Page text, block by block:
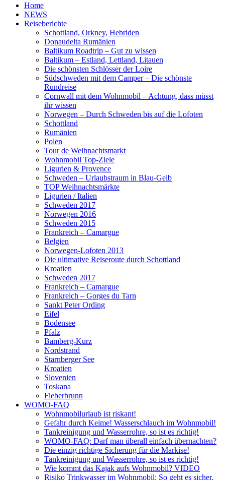
Home
NEWS
Reiseberichte
Schottland, Orkney, Hebriden
Donaudelta Rumänien
Baltikum Roadtrip – Gut zu wissen
Baltikum – Estland, Lettland, Litauen
Die schönsten Schlösser der Loire
Südschweden mit dem Camper – Die schönste
Rundreise
Cornwall mit dem Wohnmobil – Achtung, dass müsst
ihr wissen
Norwegen – Durch Schweden bis auf die Lofoten
Schottland
Rumänien
Polen
Tour de Weihnachtsmarkt
Wohnmobil Top-Ziele
Ligurien & Provence
Schweden – Urlaubstraum in Blau-Gelb
TOP Weihnachtsmärkte
Ligurien / Italien
Schweden 2017
Norwegen 2016
Schweden 2015
Frankreich – Camargue
Belgien
Norwegen-Lofoten 2013
Die ultimative Reiseroute durch Schottland
Kroatien
Schweden 2017
Frankreich – Camargue
Frankreich – Gorges du Tarn
Sankt Peter Ording
Eifel
Bodensee
Pfalz
Bamberg-Kurz
Nordstrand
Starnberger See
Kroatien
Slovenien
Toskana
Fieberbrunn
WOMO-FAQ
Wohnmobilurlaub ist riskant!
Gefahr durch Keime! Wasserschlauch im Wohnmobil!
Tankreinigung und Wasserrohre, so ist es richtig!
WOMO-FAQ: Darf man überall einfach übernachten?
Die einzig richtige Sicherung für die Markise!
Tankreinigung und Wasserrohre, so ist es richtig!
Wie kommt das Kajak aufs Wohnmobil? VIDEO
Risiko Trinkwasser im Wohnmobil: So geht es sicher.